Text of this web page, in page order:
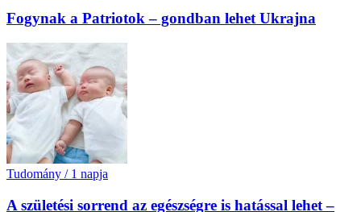
Fogynak a Patriotok – gondban lehet Ukrajna
Tudomány / 1 napja
A születési sorrend az egészségre is hatással lehet –